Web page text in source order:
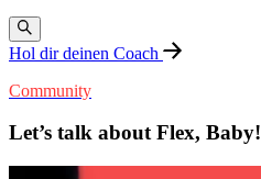
Hol dir deinen Coach
Community
Let’s talk about Flex, Baby!